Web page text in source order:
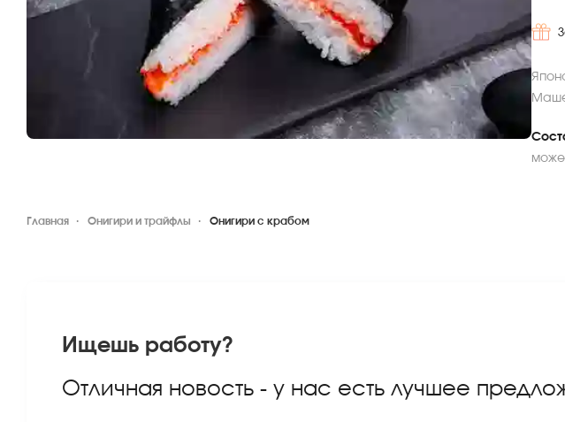
Главная Онигири и трайфлы Онигири с крабом
Ищешь работу?
Отличная новость - у нас есть лучшее